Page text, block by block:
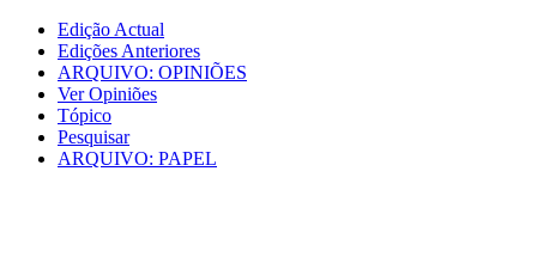
Edição Actual
Edições Anteriores
ARQUIVO: OPINIÕES
Ver Opiniões
Tópico
Pesquisar
ARQUIVO: PAPEL